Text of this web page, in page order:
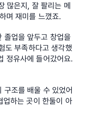
많은지, 잘 팔리는 메
며 재미를 느꼈죠.
졸업을 앞두고 창업을
도 부족하다고 생각했
정유사에 들어갔어요.
구조를 배울 수 있었어
업하는 곳이 한둘이 아